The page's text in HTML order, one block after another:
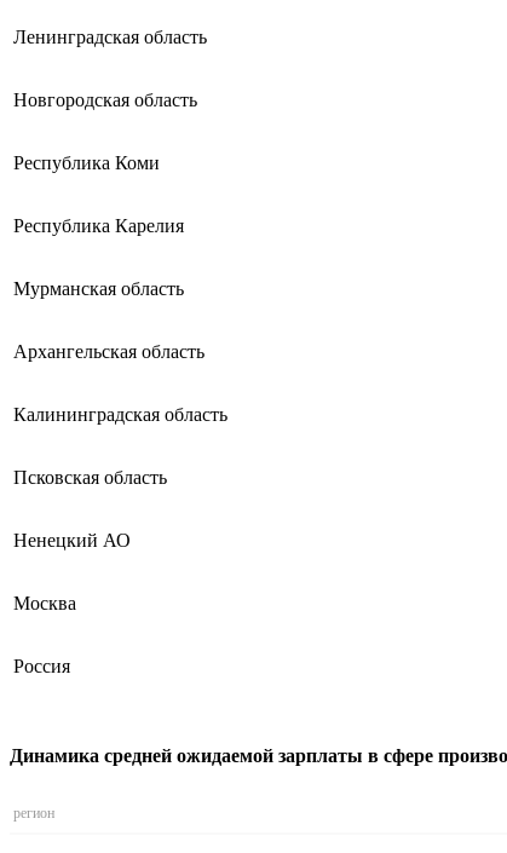
Ленинградская область
Новгородская область
Республика Коми
Республика Карелия
Мурманская область
Архангельская область
Калининградская область
Псковская область
Ненецкий АО
Москва
Россия
Динамика средней ожидаемой зарплаты в сфере
регион